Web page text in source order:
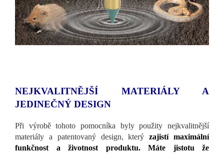
NEJKVALITNĚJŠÍ MATERIÁLY A
JEDINEČNÝ DESIGN
Při výrobě tohoto pomocníka byly použity nejkvalitnější
materiály a patentovaný design, kterýzajistí maximální
funkčnost a životnost produktu. Máte jistotu že